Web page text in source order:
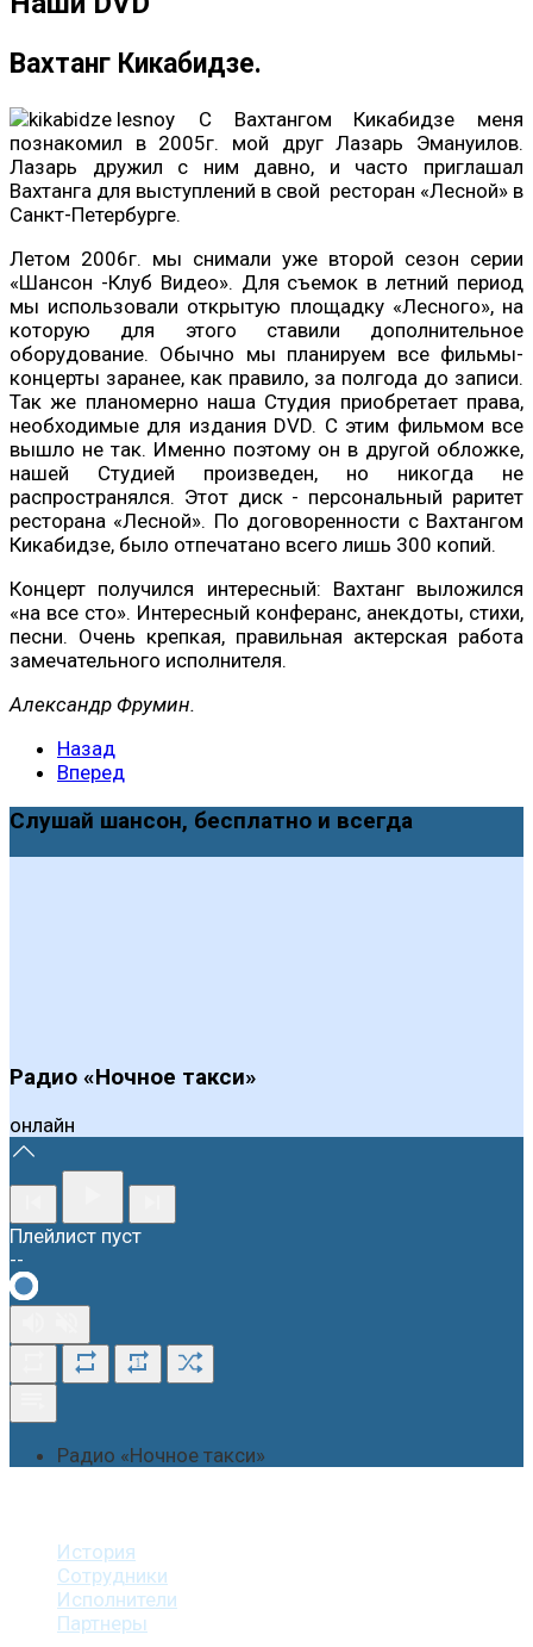
Вахтанг Кикабидзе.
С Вахтангом Кикабидзе меня
познакомил в 2005г. мой друг Лазарь Эмануилов.
Лазарь дружил с ним давно, и часто приглашал
Вахтанга для выступлений в свой ресторан «Лесной» в
Санкт-Петербурге.
Летом 2006г. мы снимали уже второй сезон серии
«Шансон -Клуб Видео». Для съемок в летний период
мы использовали открытую площадку «Лесного», на
которую для этого ставили дополнительное
оборудование. Обычно мы планируем все фильмы-
концерты заранее, как правило, за полгода до записи.
Так же планомерно наша Студия приобретает права,
необходимые для издания DVD. С этим фильмом все
вышло не так. Именно поэтому он в другой обложке,
нашей Студией произведен, но никогда не
распространялся. Этот диск - персональный раритет
ресторана «Лесной». По договоренности с Вахтангом
Кикабидзе, было отпечатано всего лишь 300 копий.
Концерт получился интересный: Вахтанг выложился
«на все сто». Интересный конферанс, анекдоты, стихи,
песни. Очень крепкая, правильная актерская работа
замечательного исполнителя.
Александр Фрумин.
Назад
Вперед
Слушай шансон, бесплатно и всегда
Радио «Ночное такси»
онлайн
Плейлист пуст
--
1
Радио «Ночное такси»
История
Сотрудники
Исполнители
Партнеры